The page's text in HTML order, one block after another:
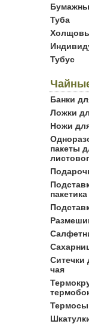
Туба
Тубус
Банки
Ложки
Ножи
пакеты
пакетика
Ситечки
чая
Термосы